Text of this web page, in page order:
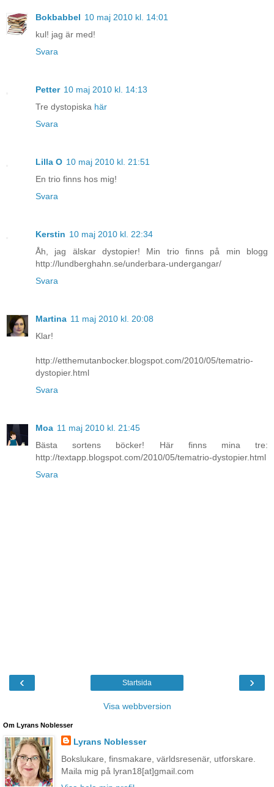
Bokbabbel 10 maj 2010 kl. 14:01
kul! jag är med!
Svara
Petter 10 maj 2010 kl. 14:13
Tre dystopiska här
Svara
Lilla O 10 maj 2010 kl. 21:51
En trio finns hos mig!
Svara
Kerstin 10 maj 2010 kl. 22:34
Åh, jag älskar dystopier! Min trio finns på min blogg
http://lundberghahn.se/underbara-undergangar/
Svara
Martina 11 maj 2010 kl. 20:08
Klar!
http://etthemutanbocker.blogspot.com/2010/05/tematrio-
dystopier.html
Svara
Moa 11 maj 2010 kl. 21:45
Bästa sortens böcker! Här finns mina tre:
http://textapp.blogspot.com/2010/05/tematrio-dystopier.html
Svara
‹ ›
Startsida
Visa webbversion
Om Lyrans Noblesser
Lyrans Noblesser
Bokslukare, finsmakare, världsresenär, utforskare.
Maila mig på lyran18[at]gmail.com